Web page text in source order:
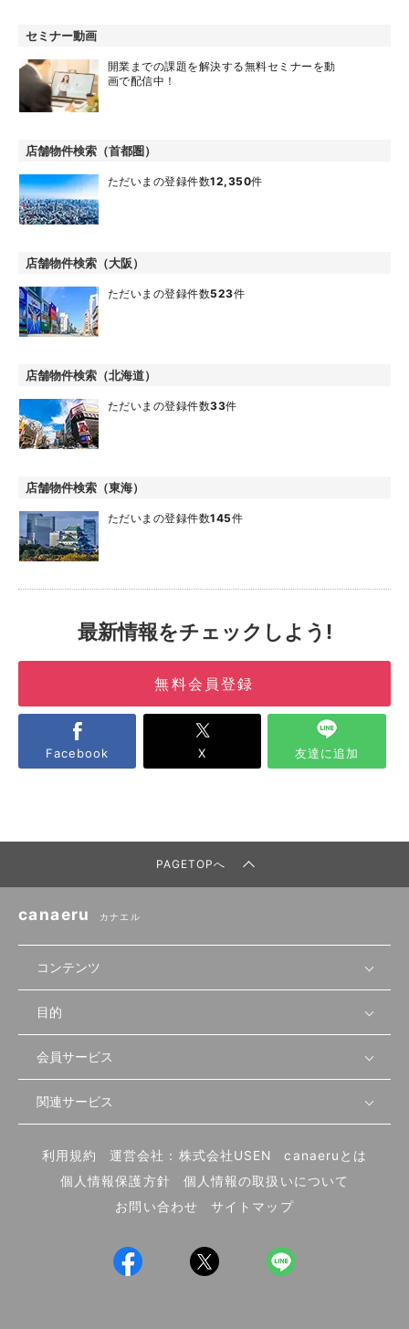
セミナー動画
開業までの課題を解決する無料セミナーを動
画で配信中！
店舗物件検索（首都圏）
ただいまの登録件数12,350件
店舗物件検索（大阪）
ただいまの登録件数523件
店舗物件検索（北海道）
ただいまの登録件数33件
店舗物件検索（東海）
ただいまの登録件数145件
最新情報をチェックしよう!
無料会員登録
Facebook X 友達に追加
PAGETOPへ
canaeru カナエル
コンテンツ
無料開業相談
セミナー情報
セミナー動画
物件を探す
首都圏
北海道
先輩開業者の声
開業・経営に関する記事
編集ポリシー
業態別の開業方法
UIターン開業特集
目的
店舗運営
物件
内装・設備
食材・仕入れ
会員サービス
会員登録
ログイン
関連サービス
飲食店サクセスガイド（外部サイト）
利用規約 運営会社：株式会社USEN
canaeruとは
個人情報保護方針
個人情報の取扱いについて
お問い合わせ
サイトマップ